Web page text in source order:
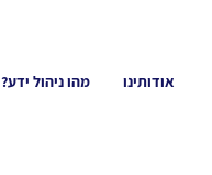
אודותינו מהו ניהול ידע?